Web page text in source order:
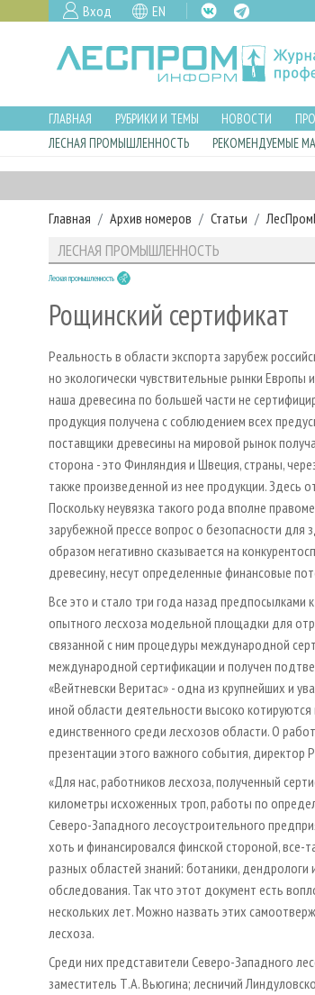
Вход EN
ГЛАВНАЯ РУБРИКИ И ТЕМЫ НОВОСТИ
ЛЕСНАЯ ПРОМЫШЛЕННОСТЬ
РЕКОМЕНДУЕМЫЕ
Главная Архив номеров Статьи
ЛЕСНАЯ ПРОМЫШЛЕННОСТЬ
Лесная промышленность
Рощинский сертификат
Реальность в области экспорта зарубеж
но экологически чувствительные рынки Европы
наша древесина по большей части не
продукция получена с соблюдением всех
поставщики древесины на мировой рынок
сторона - это Финляндия и Швеция, страны,
также произведенной из нее продукции. Здесь
Поскольку неувязка такого рода вполне
зарубежной прессе вопрос о безопасности для
образом негативно сказывается на
древесину, несут определенные финансовые
Все это и стало три года назад предпосылками
опытного лесхоза модельной площадки для
связанной с ним процедуры международной
международной сертификации и получен
«Вейтневски Веритас» - одна из крупнейших и
иной области деятельности высоко
единственного среди лесхозов области. О
презентации этого важного события,
«Для нас, работников лесхоза, полученный
километры исхоженных троп, работы по
Северо-Западного лесоустроительного
хоть и финансировался финской стороной, все-
разных областей знаний: ботаники,
обследования. Так что этот документ есть
нескольких лет. Можно назвать этих
лесхоза.
Среди них представители Северо-Западного
заместитель Т.А. Вьюгина; лесничий